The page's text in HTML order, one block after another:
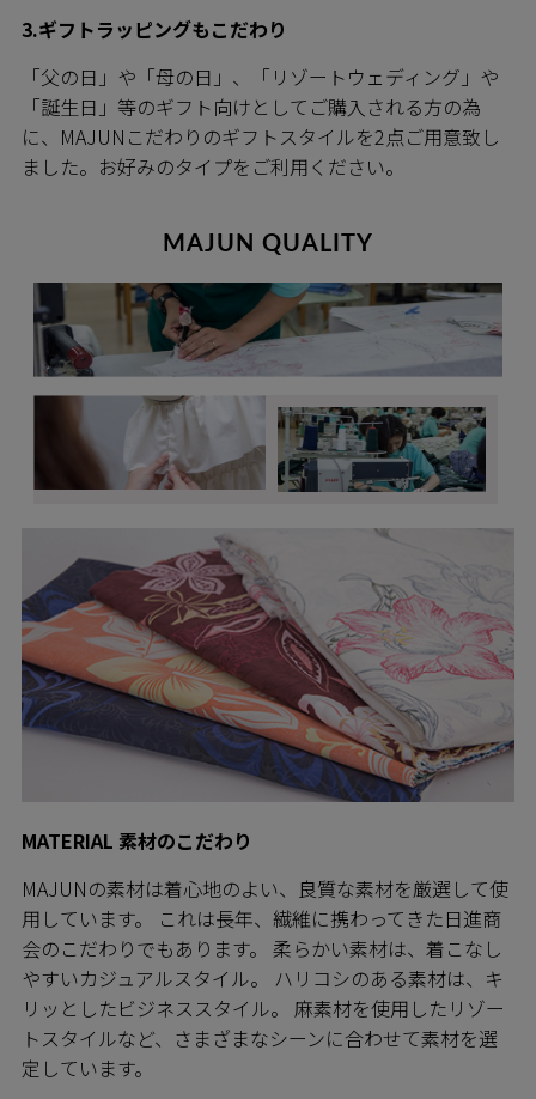
3.ギフトラッピングもこだわり
「父の日」や「母の日」、「リゾートウェディング」や
「誕生日」等のギフト向けとしてご購入される方の為
に、MAJUNこだわりのギフトスタイルを2点ご用意致し
ました。お好みのタイプをご利用ください。
MAJUN QUALITY
MATERIAL 素材のこだわり
MAJUNの素材は着心地のよい、良質な素材を厳選して使
用しています。 これは長年、繊維に携わってきた日進商
会のこだわりでもあります。 柔らかい素材は、着こなし
やすいカジュアルスタイル。 ハリコシのある素材は、キ
リッとしたビジネススタイル。 麻素材を使用したリゾー
トスタイルなど、さまざまなシーンに合わせて素材を選
定しています。